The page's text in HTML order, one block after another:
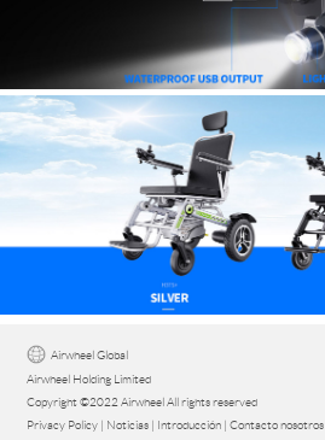
Airwheel Global
Airwheel Holding Limited
Copyright ©2022 Airwheel All rights reserved
Privacy Policy | Noticias | Introducción |Contacto nosotros